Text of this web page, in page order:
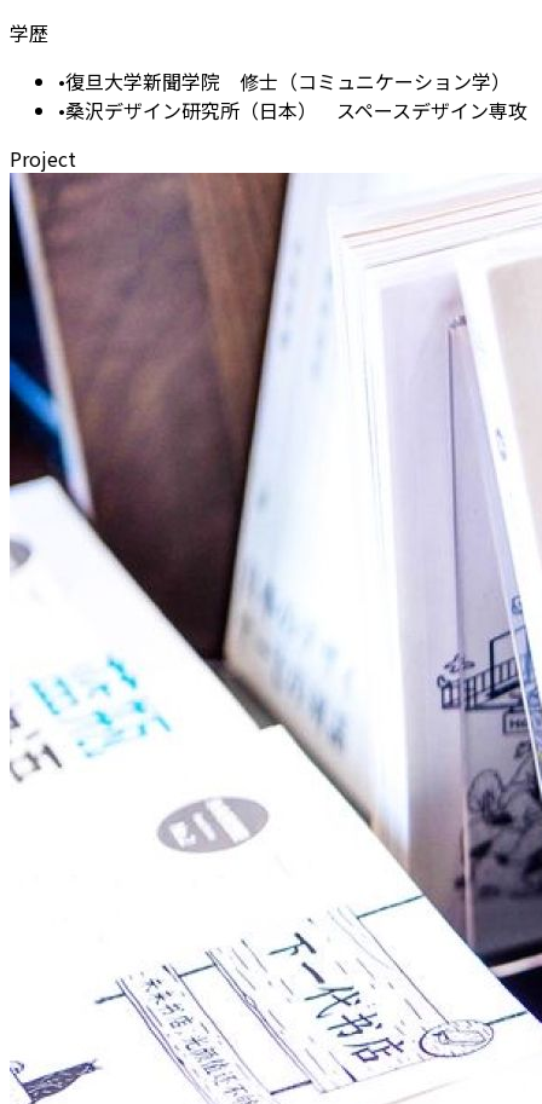
学歴
•復旦大学新聞学院 修士（コミュニケーション学）
•桑沢デザイン研究所（日本） スペースデザイン専攻
Project